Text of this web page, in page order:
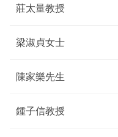
莊太量教授
梁淑貞女士
陳家樂先生
鍾子信教授